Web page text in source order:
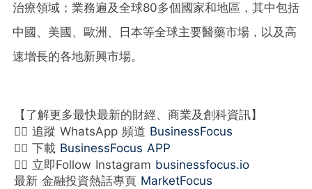
治療領域；業務遍及全球80多個國家和地區，其中包括
中國、美國、歐洲、日本等全球主要醫藥市場，以及高
速增長的各地新興市場。
【了解更多最快最新的財經、商業及創科資訊】
👉🏻 追蹤 WhatsApp 頻道 BusinessFocus
👉🏻 下載 BusinessFocus APP
👉🏻 立即Follow Instagram businessfocus.io
最新 金融投資熱話專頁 MarketFocus